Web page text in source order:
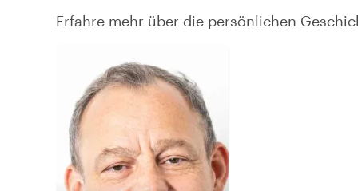
Erfahre mehr über die persönlichen